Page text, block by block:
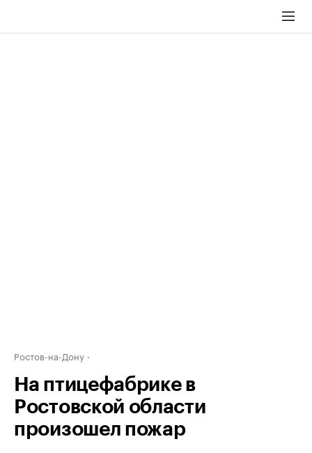
Ростов-на-Дону
На птицефабрике в
Ростовской области
произошел пожар